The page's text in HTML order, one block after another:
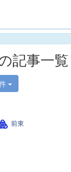
記事一覧
前東